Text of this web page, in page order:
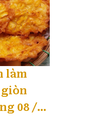
làm
08 /